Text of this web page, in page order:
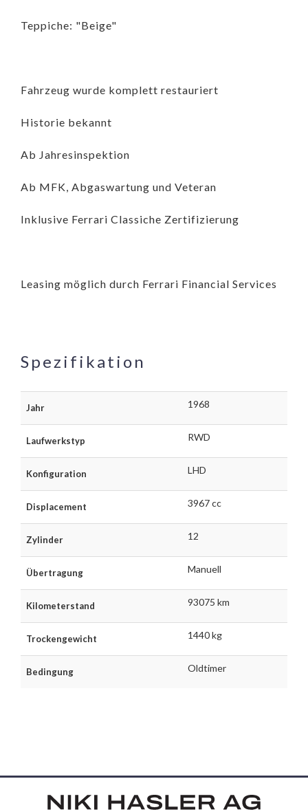
Teppiche: "Beige"
Fahrzeug wurde komplett restauriert
Historie bekannt
Ab Jahresinspektion
Ab MFK, Abgaswartung und Veteran
Inklusive Ferrari Classiche Zertifizierung
Leasing möglich durch Ferrari Financial Services
Spezifikation
Jahr 1968
Laufwerkstyp RWD
Konfiguration LHD
Displacement 3967 cc
Zylinder 12
Übertragung Manuell
Kilometerstand 93075 km
Trockengewicht 1440 kg
Bedingung Oldtimer